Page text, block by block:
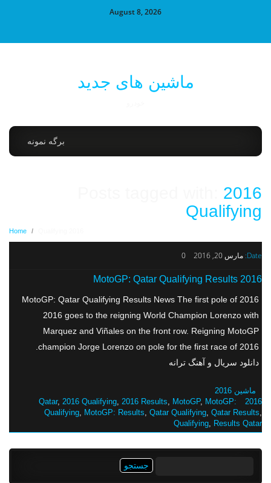
August 8, 2026
ماشین های جدید
برگه نمونه
Posts tagged with:2016
Qualifying
Home
Date: مارس 20, 2016 0
2016 MotoGP: Qatar Qualifying Results
2016 MotoGP: Qatar Qualifying Results News The first pole of
2016 goes to the reigning World Champion Lorenzo with
Marquez and Viñales on the front row. Reigning MotoGP
champion Jorge Lorenzo on pole for the first race of 2016.
دانلود سریال و آهنگ ترانه
ماشین 2016
2016 Qatar
,2016 Qualifying,2016 Results,MotoGP,MotoGP:
Qualifying,MotoGP: Results,Qatar Qualifying,Qatar Results
Qualifying,Results Qatar